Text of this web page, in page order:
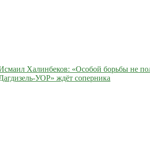
Халинбеков: «Особой борьбы не
УОР» ждёт соперника